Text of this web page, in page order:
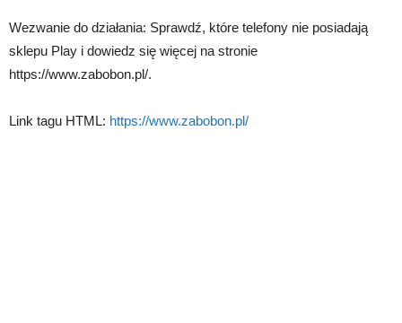
Wezwanie do działania: Sprawdź, które telefony nie posiadają
sklepu Play i dowiedz się więcej na stronie
https://www.zabobon.pl/.
Link tagu HTML: https://www.zabobon.pl/